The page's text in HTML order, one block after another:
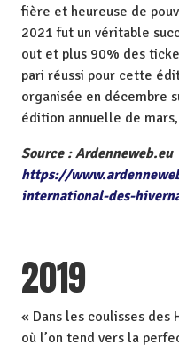
fière et heureuse de
2021 fut un véritable
out et plus 90% des
pari réussi pour cette
organisée en décembre
édition annuelle de
Source : Ardenneweb.eu
https://
international-des-
2019
« Dans les coulisses des
où l’on tend vers la